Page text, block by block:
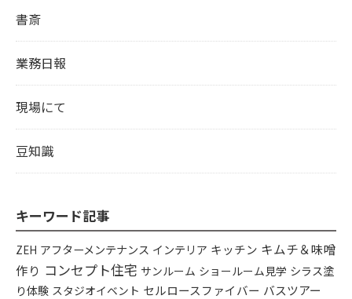
書斎
業務日報
現場にて
豆知識
キーワード記事
ZEH アフターメンテナンス インテリア キッチン キムチ＆味噌
作り コンセプト住宅 サンルーム ショールーム見学 シラス塗
り体験 スタジオイベント セルロースファイバー バスツアー